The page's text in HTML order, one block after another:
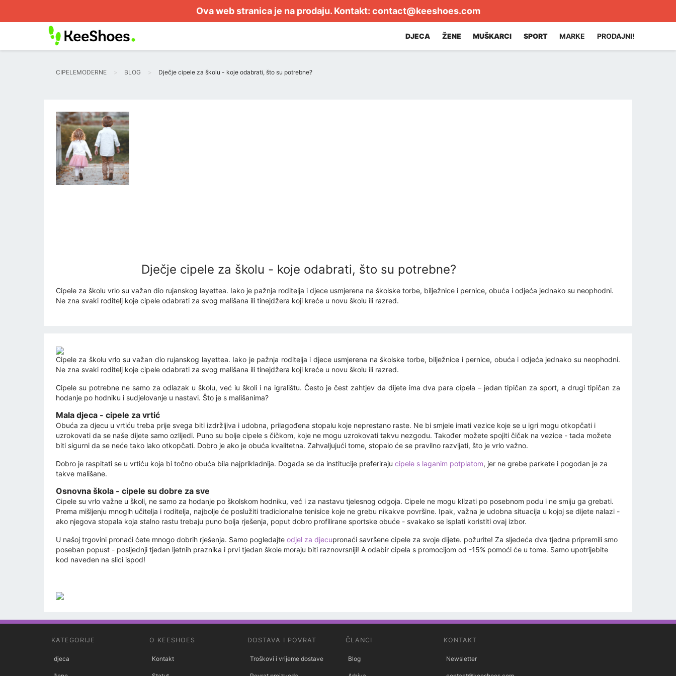
Ova web stranica je na prodaju. Kontakt: contact@keeshoes.com
DJECA ŽENE MUŠKARCI SPORT MARKE PRODAJNI!
CIPELEMODERNE BLOG Dječje cipele za školu - koje odabrati, što su potrebne?
Dječje cipele za školu - koje odabrati, što su potrebne?
Cipele za školu vrlo su važan dio rujanskog layettea. Iako je pažnja roditelja i djece usmjerena na školske torbe, bilježnice i pernice, obuća i odjeća jednako su neophodni.
Ne zna svaki roditelj koje cipele odabrati za svog mališana ili tinejdžera koji kreće u novu školu ili razred.
Cipele za školu vrlo su važan dio rujanskog layettea. Iako je pažnja roditelja i djece usmjerena na školske torbe, bilježnice i pernice, obuća i odjeća jednako su neophodni.
Ne zna svaki roditelj koje cipele odabrati za svog mališana ili tinejdžera koji kreće u novu školu ili razred.
Cipele su potrebne ne samo za odlazak u školu, već iu školi i na igralištu. Često je čest zahtjev da dijete ima dva para cipela – jedan tipičan za sport, a drugi tipičan za
hodanje po hodniku i sudjelovanje u nastavi. Što je s mališanima?
Mala djeca - cipele za vrtić
Obuća za djecu u vrtiću treba prije svega biti izdržljiva i udobna, prilagođena stopalu koje neprestano raste. Ne bi smjele imati vezice koje se u igri mogu otkopčati i
uzrokovati da se naše dijete samo ozlijedi. Puno su bolje cipele s čičkom, koje ne mogu uzrokovati takvu nezgodu. Također možete spojiti čičak na vezice - tada možete
biti sigurni da se neće tako lako otkopčati. Dobro je ako je obuća kvalitetna. Zahvaljujući tome, stopalo će se pravilno razvijati, što je vrlo važno.
Dobro je raspitati se u vrtiću koja bi točno obuća bila najprikladnija. Događa se da institucije preferiraju cipele s laganim potplatom, jer ne grebe parkete i pogodan je za
takve mališane.
Osnovna škola - cipele su dobre za sve
Cipele su vrlo važne u školi, ne samo za hodanje po školskom hodniku, već i za nastavu tjelesnog odgoja. Cipele ne mogu klizati po posebnom podu i ne smiju ga grebati.
Prema mišljenju mnogih učitelja i roditelja, najbolje će poslužiti tradicionalne tenisice koje ne grebu nikakve površine. Ipak, važna je udobna situacija u kojoj se dijete nalazi -
ako njegova stopala koja stalno rastu trebaju puno bolja rješenja, poput dobro profilirane sportske obuće - svakako se isplati koristiti ovaj izbor.
U našoj trgovini pronaći ćete mnogo dobrih rješenja. Samo pogledajte odjel za djecupronaći savršene cipele za svoje dijete. požurite! Za sljedeća dva tjedna pripremili smo
poseban popust - posljednji tjedan ljetnih praznika i prvi tjedan škole moraju biti raznovrsniji! A odabir cipela s promocijom od -15% pomoći će u tome. Samo upotrijebite
kod naveden na slici ispod!
KATEGORIJE
djeca
O KEESHOES
Kontakt
DOSTAVA I POVRAT
Troškovi i vrijeme dostave
ČLANCI
Blog
KONTAKT
Newsletter